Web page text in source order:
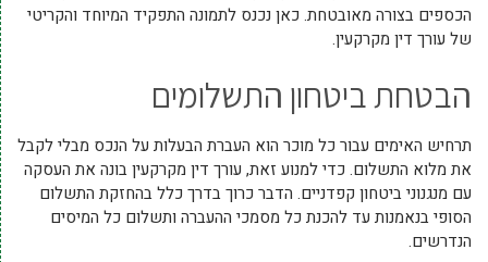
הכספים בצורה מאובטחת. כאן נכנס לתמונה התפקיד המיוחד והקריטי
של עורך דין מקרקעין.
הבטחת ביטחון התשלומים
תרחיש האימים עבור כל מוכר הוא העברת הבעלות על הנכס מבלי לקבל
את מלוא התשלום. כדי למנוע זאת, עורך דין מקרקעין בונה את העסקה
עם מנגנוני ביטחון קפדניים. הדבר כרוך בדרך כלל בהחזקת התשלום
הסופי בנאמנות עד להכנת כל מסמכי ההעברה ותשלום כל המיסים
הנדרשים.